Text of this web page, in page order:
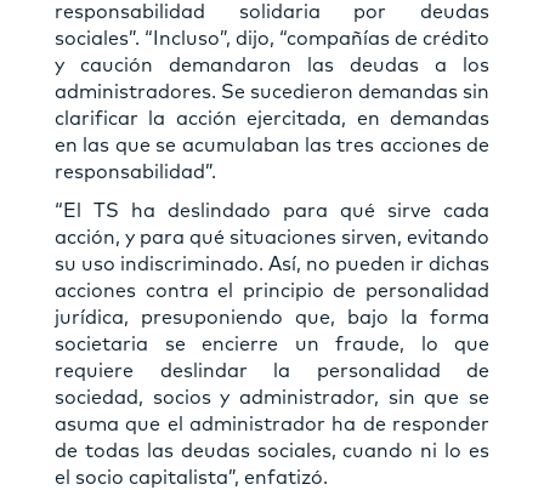
responsabilidad solidaria por deudas
sociales”. “Incluso”, dijo, “compañías de crédito
y caución demandaron las deudas a los
administradores. Se sucedieron demandas sin
clarificar la acción ejercitada, en demandas
en las que se acumulaban las tres acciones de
responsabilidad”.
“El TS ha deslindado para qué sirve cada
acción, y para qué situaciones sirven, evitando
su uso indiscriminado. Así, no pueden ir dichas
acciones contra el principio de personalidad
jurídica, presuponiendo que, bajo la forma
societaria se encierre un fraude, lo que
requiere deslindar la personalidad de
sociedad, socios y administrador, sin que se
asuma que el administrador ha de responder
de todas las deudas sociales, cuando ni lo es
el socio capitalista”, enfatizó.